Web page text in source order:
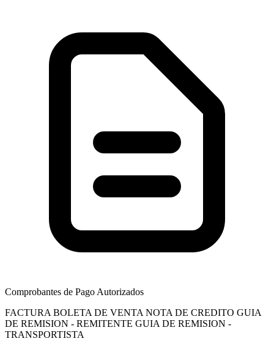
Comprobantes de Pago Autorizados
FACTURA BOLETA DE VENTA NOTA DE CREDITO GUIA
DE REMISION - REMITENTE GUIA DE REMISION -
TRANSPORTISTA